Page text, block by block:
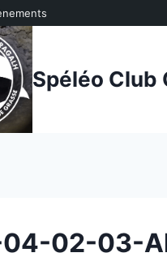
Spéléo Club
04-02-03-